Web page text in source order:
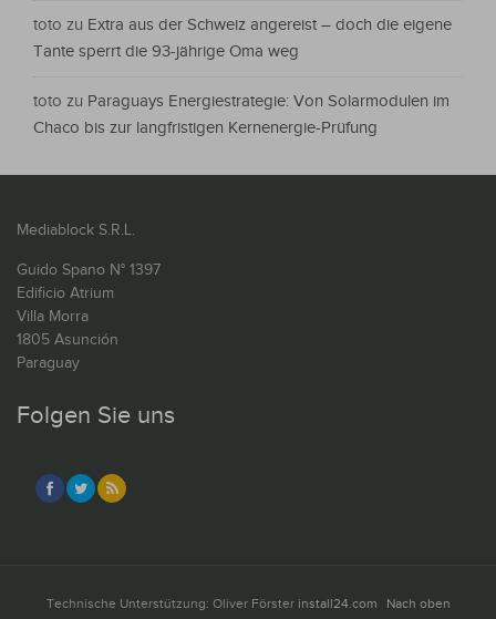
toto zu Extra aus der Schweiz angereist – doch die eigene
Tante sperrt die 93-jährige Oma weg
toto zu Paraguays Energiestrategie: Von Solarmodulen im
Chaco bis zur langfristigen Kernenergie-Prüfung
Mediablock S.R.L.
Guido Spano N° 1397
Edificio Atrium
Villa Morra
1805 Asunción
Paraguay
Folgen Sie uns
Technische Unterstützung: Oliver Förster install24.com Nach oben